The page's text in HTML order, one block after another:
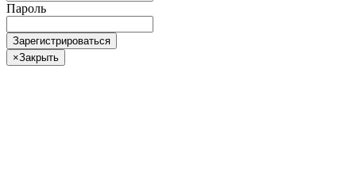
Пароль
Зарегистрироваться
×Закрыть